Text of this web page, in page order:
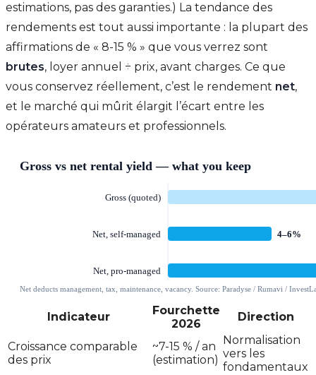
estimations, pas des garanties.) La tendance des
rendements est tout aussi importante : la plupart des
affirmations de « 8-15 % » que vous verrez sont
brutes, loyer annuel ÷ prix, avant charges. Ce que
vous conservez réellement, c’est le rendement net,
et le marché qui mûrit élargit l’écart entre les
opérateurs amateurs et professionnels.
Indicateur
Fourchette
2026
Direction
Croissance comparable
des prix
~7-15 % / an
(estimation)
Normalisation
vers les
fondamentaux